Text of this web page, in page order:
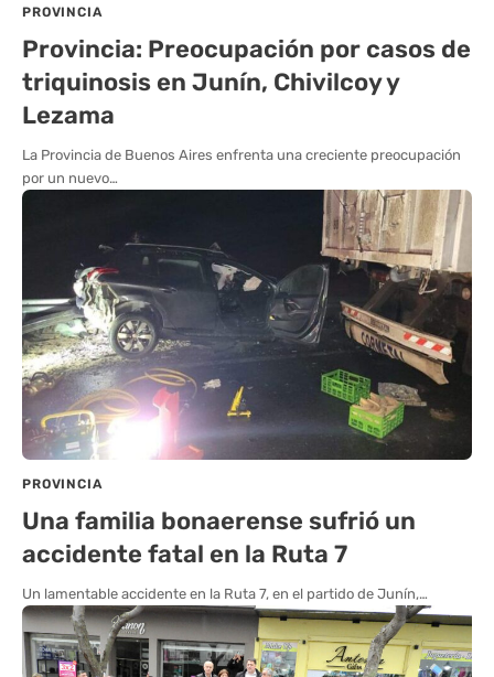
PROVINCIA
Provincia: Preocupación por casos de
triquinosis en Junín, Chivilcoy y
Lezama
La Provincia de Buenos Aires enfrenta una creciente preocupación
por un nuevo…
PROVINCIA
Una familia bonaerense sufrió un
accidente fatal en la Ruta 7
Un lamentable accidente en la Ruta 7, en el partido de Junín,…